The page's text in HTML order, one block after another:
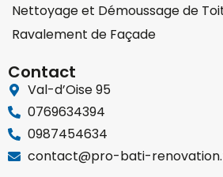
Nettoyage et Démoussage de
Ravalement de Façade
Contact
Val-d’Oise 95
0769634394
0987454634
contact@pro-bati-